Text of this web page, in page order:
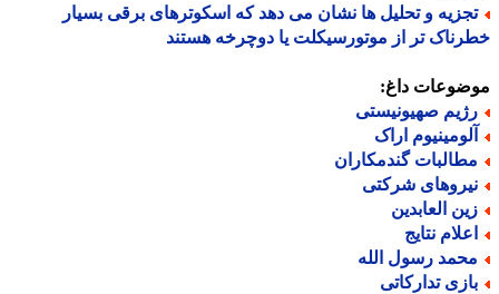
و تحلیل ها نشان می دهد که اسکوترهای برقی بسیار
تر از موتورسیکلت یا دوچرخه هستند
داغ:
صهیونیستی
اراک
گندمکاران
شرکتی
العابدین
نتایج
رسول الله
تدارکاتی